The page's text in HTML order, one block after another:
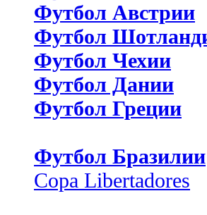
Футбол Австрии
Футбол
Футбол Чехии
Футбол Дании
Футбол Греции
Футбол Бразилии
Copa Libertadores